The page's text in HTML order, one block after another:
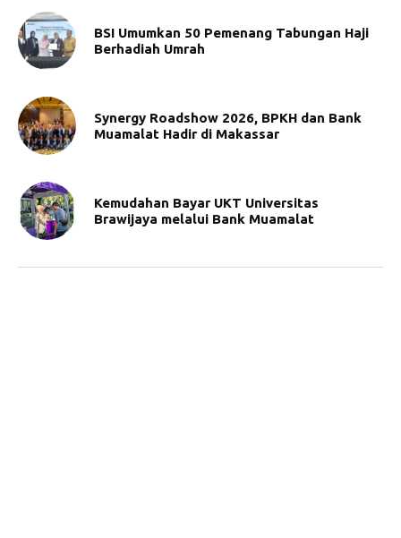
BSI Umumkan 50 Pemenang Tabungan Haji
Berhadiah Umrah
Synergy Roadshow 2026, BPKH dan Bank
Muamalat Hadir di Makassar
Kemudahan Bayar UKT Universitas
Brawijaya melalui Bank Muamalat